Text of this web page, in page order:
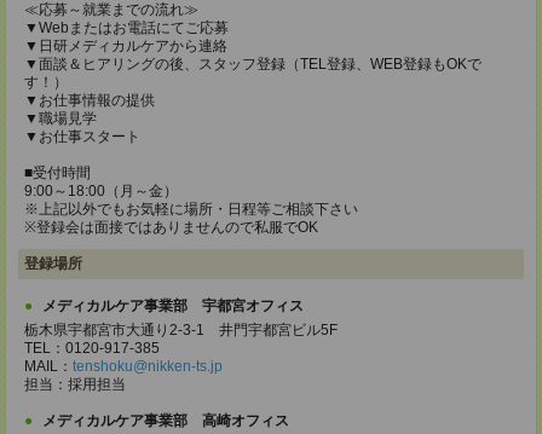
≪応募～就業までの流れ≫
▼Webまたはお電話にてご応募
▼日研メディカルケアから連絡
▼面談＆ヒアリングの後、スタッフ登録（TEL登録、WEB登録もOKで
す！）
▼お仕事情報の提供
▼職場見学
▼お仕事スタート
■受付時間
9:00～18:00（月～金）
※上記以外でもお気軽に場所・日程等ご相談下さい
※登録会は面接ではありませんので私服でOK
登録場所
メディカルケア事業部 宇都宮オフィス
栃木県宇都宮市大通り2-3-1 井門宇都宮ビル5F
TEL：0120-917-385
MAIL： tenshoku@nikken-ts.jp
担当：採用担当
メディカルケア事業部 高崎オフィス